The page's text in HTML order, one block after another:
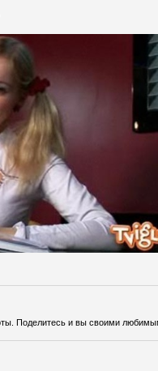
Поделитесь и вы своими